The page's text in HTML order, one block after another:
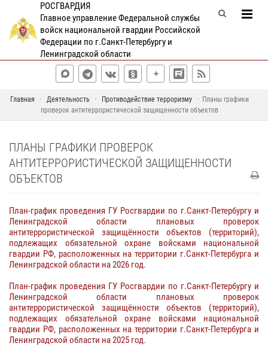
РОСГВАРДИЯ
Главное управление Федеральной службы
войск национальной гвардии Российской
Федерации по г.Санкт-Петербургу и
Ленинградской области
Главная Деятельность Противодействие терроризму
Планы графики
проверок антитеррористической защищенности объектов
ПЛАНЫ ГРАФИКИ ПРОВЕРОК
АНТИТЕРРОРИСТИЧЕСКОЙ ЗАЩИЩЕННОСТИ
ОБЪЕКТОВ
План-график проведения ГУ Росгвардии по г.Санкт-Петербургу и
Ленинградской области плановых проверок
антитеррористической защищённости объектов (территорий),
подлежащих обязательной охране войсками национальной
гвардии РФ, расположенных на территории г.Санкт-Петербурга и
Ленинградской области на 2026 год.
План-график проведения ГУ Росгвардии по г.Санкт-Петербургу и
Ленинградской области плановых проверок
антитеррористической защищённости объектов (территорий),
подлежащих обязательной охране войсками национальной
гвардии РФ, расположенных на территории г.Санкт-Петербурга и
Ленинградской области на 2025 год.